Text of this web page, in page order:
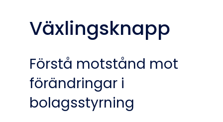
Växlingsknapp
Förstå motstånd mot
förändringar i
bolagsstyrning